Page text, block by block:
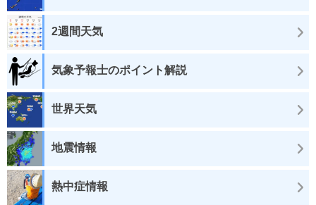
2週間天気
気象予報士のポイント解説
世界天気
地震情報
熱中症情報